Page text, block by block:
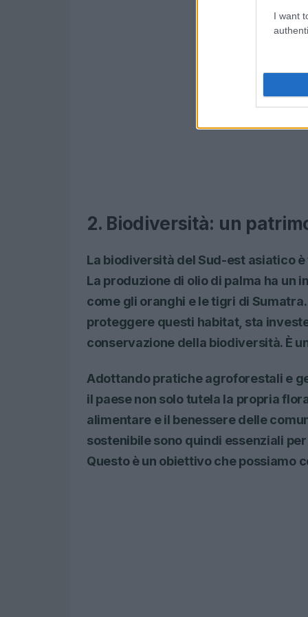
I want
2. Biodiversità: un
La biodiversità del Sud-est asiatico
La produzione di olio di palma ha un
come gli oranghi e le tigri di
proteggere questi habitat, sta
conservazione della biodiversità. È
Adottando pratiche agroforestali e
il paese non solo tutela la propria
alimentare e il benessere delle
sostenibile sono quindi essenziali
Questo è un obiettivo che possiamo